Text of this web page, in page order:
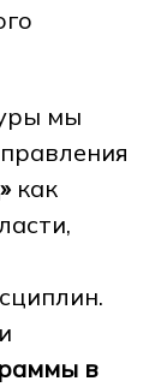
мы
как
в